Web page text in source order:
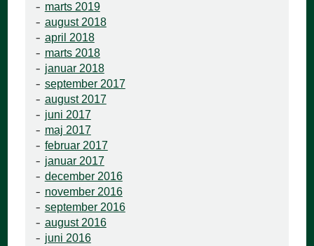
marts 2019
august 2018
april 2018
marts 2018
januar 2018
september 2017
august 2017
juni 2017
maj 2017
februar 2017
januar 2017
december 2016
november 2016
september 2016
august 2016
juni 2016